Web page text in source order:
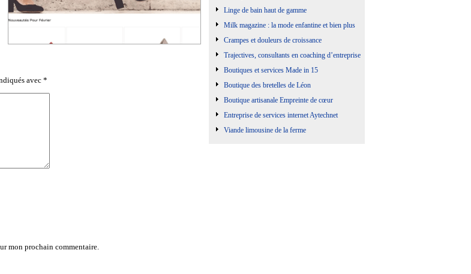
avec *
mon prochain commentaire.
Linge de bain haut de gamme
Milk magazine : la mode enfantine et bien plus
Crampes et douleurs de croissance
Trajectives, consultants en coaching d’entreprise
Boutiques et services Made in 15
Boutique des bretelles de Léon
Boutique artisanale Empreinte de cœur
Entreprise de services internet Aytechnet
Viande limousine de la ferme